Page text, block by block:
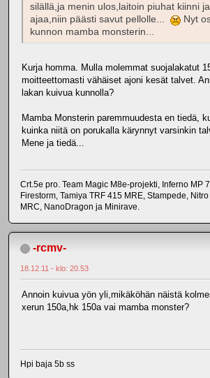
silällä,ja menin ulos,laitoin piuhat kiinni
ajaa,niin päästi savut pellolle...
Nyt
kunnon mamba monsterin...
Kurja homma. Mulla molemmat suojalakatut
moitteettomasti vähäiset ajoni kesät talvet.
lakan kuivua kunnolla?
Mamba Monsterin paremmuudesta en tiedä,
kuinka niitä on porukalla kärynnyt varsinkin
Mene ja tiedä...
Crt.5e pro. Team Magic M8e-projekti, Inferno MP
Firestorm, Tamiya TRF 415 MRE, Stampede,
MRC, NanoDragon ja Minirave.
-rcmv-
18.12.11 - klo: 20.53
Annoin kuivua yön yli,mikäköhän näistä
xerun 150a,hk 150a vai mamba monster?
Hpi baja 5b ss